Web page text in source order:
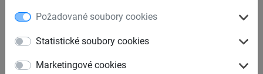
Požadované soubory cookies
Statistické soubory cookies
Marketingové cookies
Lanová dráha k zabetonování